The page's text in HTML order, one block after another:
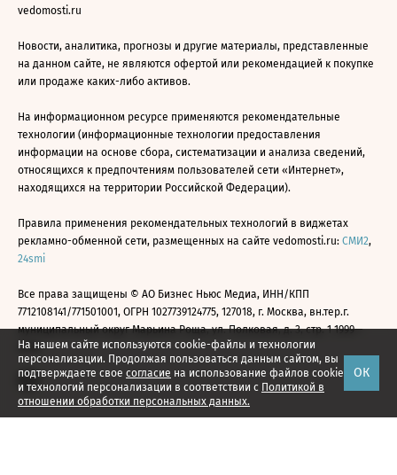
На нашем сайте используются cookie-файлы и технологии
персонализации. Продолжая пользоваться данным сайтом, вы
подтверждаете свое согласие на использование файлов cookie
и технологий персонализации в соответствии с Политикой в
отношении обработки персональных данных.
ОК
vedomosti.ru
Новости, аналитика, прогнозы и другие материалы, представленные
на данном сайте, не являются офертой или рекомендацией к покупке
или продаже каких-либо активов.
На информационном ресурсе применяются рекомендательные
технологии (информационные технологии предоставления
информации на основе сбора, систематизации и анализа сведений,
относящихся к предпочтениям пользователей сети «Интернет»,
находящихся на территории Российской Федерации).
Правила применения рекомендательных технологий в виджетах
рекламно-обменной сети, размещенных на сайте vedomosti.ru: СМИ2,
24smi
Все права защищены © АО Бизнес Ньюс Медиа, ИНН/КПП
7712108141/771501001, ОГРН 1027739124775, 127018, г. Москва, вн.тер.г.
муниципальный округ Марьина Роща, ул. Полковая, д. 3, стр. 1 1999—
2026